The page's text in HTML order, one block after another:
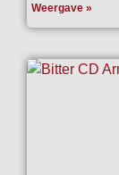
Weergave »